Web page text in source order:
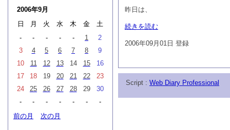
昨日は、
続きを読む
2006年09月01日 登録
2006年9月
日
月 火 水 木 金
土
-
- - - - 1
2
3
4 5 6 7 8
9
10
11 12 13 14 15
16
17
18 19 20 21 22
23
24
25 26 27 28 29
30
-
- - - - -
-
前の月
次の月
Script : Web Diary Professional